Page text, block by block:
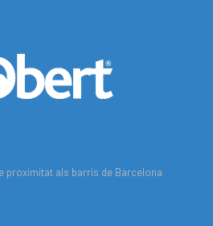
proximitat als barris de Barcelona